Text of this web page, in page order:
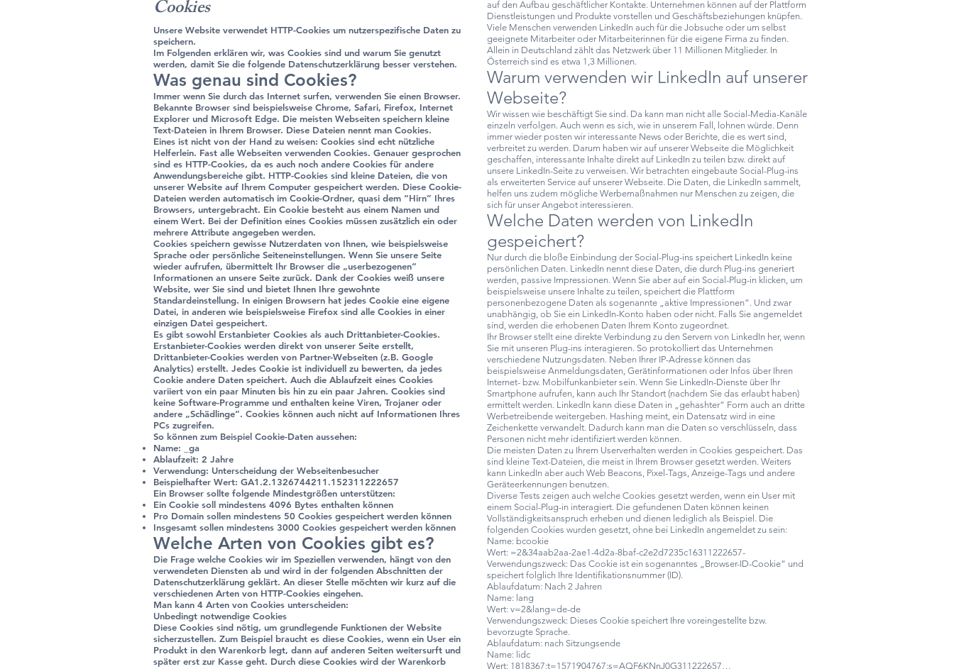
Cookies
Unsere Website verwendet HTTP-Cookies um nutzerspezifische Daten zu
speichern.
Im Folgenden erklären wir, was Cookies sind und warum Sie genutzt
werden, damit Sie die folgende Datenschutzerklärung besser verstehen.
Was genau sind Cookies?
Immer wenn Sie durch das Internet surfen, verwenden Sie einen Browser.
Bekannte Browser sind beispielsweise Chrome, Safari, Firefox, Internet
Explorer und Microsoft Edge. Die meisten Webseiten speichern kleine
Text-Dateien in Ihrem Browser. Diese Dateien nennt man Cookies.
Eines ist nicht von der Hand zu weisen: Cookies sind echt nützliche
Helferlein. Fast alle Webseiten verwenden Cookies. Genauer gesprochen
sind es HTTP-Cookies, da es auch noch andere Cookies für andere
Anwendungsbereiche gibt. HTTP-Cookies sind kleine Dateien, die von
unserer Website auf Ihrem Computer gespeichert werden. Diese Cookie-
Dateien werden automatisch im Cookie-Ordner, quasi dem “Hirn” Ihres
Browsers, untergebracht. Ein Cookie besteht aus einem Namen und
einem Wert. Bei der Definition eines Cookies müssen zusätzlich ein oder
mehrere Attribute angegeben werden.
Cookies speichern gewisse Nutzerdaten von Ihnen, wie beispielsweise
Sprache oder persönliche Seiteneinstellungen. Wenn Sie unsere Seite
wieder aufrufen, übermittelt Ihr Browser die „userbezogenen“
Informationen an unsere Seite zurück. Dank der Cookies weiß unsere
Website, wer Sie sind und bietet Ihnen Ihre gewohnte
Standardeinstellung. In einigen Browsern hat jedes Cookie eine eigene
Datei, in anderen wie beispielsweise Firefox sind alle Cookies in einer
einzigen Datei gespeichert.
Es gibt sowohl Erstanbieter Cookies als auch Drittanbieter-Cookies.
Erstanbieter-Cookies werden direkt von unserer Seite erstellt,
Drittanbieter-Cookies werden von Partner-Webseiten (z.B. Google
Analytics) erstellt. Jedes Cookie ist individuell zu bewerten, da jedes
Cookie andere Daten speichert. Auch die Ablaufzeit eines Cookies
variiert von ein paar Minuten bis hin zu ein paar Jahren. Cookies sind
keine Software-Programme und enthalten keine Viren, Trojaner oder
andere „Schädlinge“. Cookies können auch nicht auf Informationen Ihres
PCs zugreifen.
So können zum Beispiel Cookie-Daten aussehen:
Name: _ga
Ablaufzeit: 2 Jahre
Verwendung: Unterscheidung der Webseitenbesucher
Beispielhafter Wert: GA1.2.1326744211.152311222657
Ein Browser sollte folgende Mindestgrößen unterstützen:
Ein Cookie soll mindestens 4096 Bytes enthalten können
Pro Domain sollen mindestens 50 Cookies gespeichert werden können
Insgesamt sollen mindestens 3000 Cookies gespeichert werden können
Welche Arten von Cookies gibt es?
Die Frage welche Cookies wir im Speziellen verwenden, hängt von den
verwendeten Diensten ab und wird in der folgenden Abschnitten der
Datenschutzerklärung geklärt. An dieser Stelle möchten wir kurz auf die
verschiedenen Arten von HTTP-Cookies eingehen.
Man kann 4 Arten von Cookies unterscheiden:
Unbedingt notwendige Cookies
Diese Cookies sind nötig, um grundlegende Funktionen der Website
sicherzustellen. Zum Beispiel braucht es diese Cookies, wenn ein User ein
Produkt in den Warenkorb legt, dann auf anderen Seiten weitersurft und
später erst zur Kasse geht. Durch diese Cookies wird der Warenkorb
auf den Aufbau geschäftlicher Kontakte. Unternehmen können auf der Plattform
Dienstleistungen und Produkte vorstellen und Geschäftsbeziehungen knüpfen.
Viele Menschen verwenden LinkedIn auch für die Jobsuche oder um selbst
geeignete Mitarbeiter oder Mitarbeiterinnen für die eigene Firma zu finden.
Allein in Deutschland zählt das Netzwerk über 11 Millionen Mitglieder. In
Österreich sind es etwa 1,3 Millionen.
Warum verwenden wir LinkedIn auf unserer
Webseite?
Wir wissen wie beschäftigt Sie sind. Da kann man nicht alle Social-Media-Kanäle
einzeln verfolgen. Auch wenn es sich, wie in unserem Fall, lohnen würde. Denn
immer wieder posten wir interessante News oder Berichte, die es wert sind,
verbreitet zu werden. Darum haben wir auf unserer Webseite die Möglichkeit
geschaffen, interessante Inhalte direkt auf LinkedIn zu teilen bzw. direkt auf
unsere LinkedIn-Seite zu verweisen. Wir betrachten eingebaute Social-Plug-ins
als erweiterten Service auf unserer Webseite. Die Daten, die LinkedIn sammelt,
helfen uns zudem mögliche Werbemaßnahmen nur Menschen zu zeigen, die
sich für unser Angebot interessieren.
Welche Daten werden von LinkedIn
gespeichert?
Nur durch die bloße Einbindung der Social-Plug-ins speichert LinkedIn keine
persönlichen Daten. LinkedIn nennt diese Daten, die durch Plug-ins generiert
werden, passive Impressionen. Wenn Sie aber auf ein Social-Plug-in klicken, um
beispielsweise unsere Inhalte zu teilen, speichert die Plattform
personenbezogene Daten als sogenannte „aktive Impressionen“. Und zwar
unabhängig, ob Sie ein LinkedIn-Konto haben oder nicht. Falls Sie angemeldet
sind, werden die erhobenen Daten Ihrem Konto zugeordnet.
Ihr Browser stellt eine direkte Verbindung zu den Servern von LinkedIn her, wenn
Sie mit unseren Plug-ins interagieren. So protokolliert das Unternehmen
verschiedene Nutzungsdaten. Neben Ihrer IP-Adresse können das
beispielsweise Anmeldungsdaten, Gerätinformationen oder Infos über Ihren
Internet- bzw. Mobilfunkanbieter sein. Wenn Sie LinkedIn-Dienste über Ihr
Smartphone aufrufen, kann auch Ihr Standort (nachdem Sie das erlaubt haben)
ermittelt werden. LinkedIn kann diese Daten in „gehashter“ Form auch an dritte
Werbetreibende weitergeben. Hashing meint, ein Datensatz wird in eine
Zeichenkette verwandelt. Dadurch kann man die Daten so verschlüsseln, dass
Personen nicht mehr identifiziert werden können.
Die meisten Daten zu Ihrem Userverhalten werden in Cookies gespeichert. Das
sind kleine Text-Dateien, die meist in Ihrem Browser gesetzt werden. Weiters
kann LinkedIn aber auch Web Beacons, Pixel-Tags, Anzeige-Tags und andere
Geräteerkennungen benutzen.
Diverse Tests zeigen auch welche Cookies gesetzt werden, wenn ein User mit
einem Social-Plug-in interagiert. Die gefundenen Daten können keinen
Vollständigkeitsanspruch erheben und dienen lediglich als Beispiel. Die
folgenden Cookies wurden gesetzt, ohne bei LinkedIn angemeldet zu sein:
Name: bcookie
Wert: =2&34aab2aa-2ae1-4d2a-8baf-c2e2d7235c16311222657-
Verwendungszweck: Das Cookie ist ein sogenanntes „Browser-ID-Cookie“ und
speichert folglich Ihre Identifikationsnummer (ID).
Ablaufdatum: Nach 2 Jahren
Name: lang
Wert: v=2&lang=de-de
Verwendungszweck: Dieses Cookie speichert Ihre voreingestellte bzw.
bevorzugte Sprache.
Ablaufdatum: nach Sitzungsende
Name: lidc
Wert: 1818367:t=1571904767:s=AQF6KNnJ0G311222657…